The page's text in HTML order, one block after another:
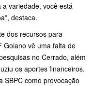
variedade, você está
destaca.
dos recursos para
Goiano vê uma falta de
no Cerrado, além
os aportes financeiros.
SBPC como provocação